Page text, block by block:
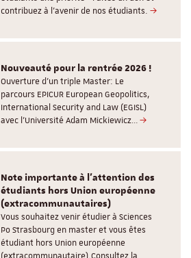
contribuez à l’avenir de nos étudiants.
Nouveauté pour la rentrée 2026 !
Ouverture d'un triple Master: Le
parcours EPICUR European Geopolitics,
International Security and Law (EGISL)
avec l’Université Adam Mickiewicz…
Note importante à l'attention des
étudiants hors Union européenne
(extracommunautaires)
Vous souhaitez venir étudier à Sciences
Po Strasbourg en master et vous êtes
étudiant hors Union européenne